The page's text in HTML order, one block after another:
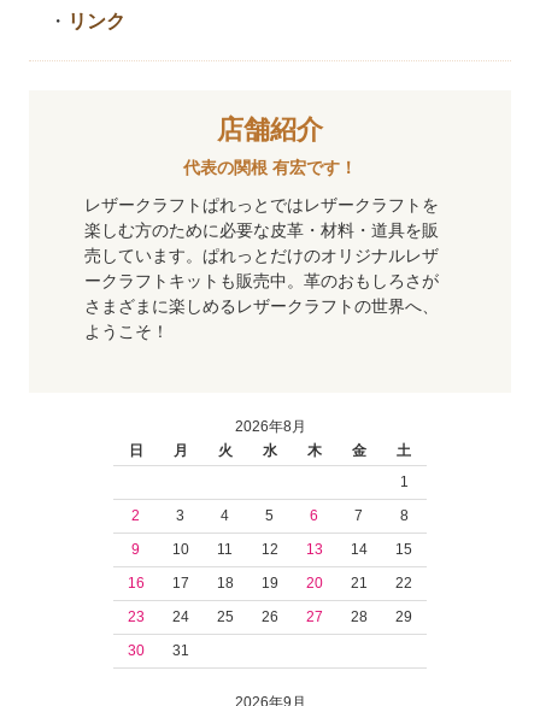
・ リンク
店舗紹介
代表の関根 有宏です！
レザークラフトぱれっとではレザークラフトを
楽しむ方のために必要な皮革・材料・道具を販
売しています。ぱれっとだけのオリジナルレザ
ークラフトキットも販売中。革のおもしろさが
さまざまに楽しめるレザークラフトの世界へ、
ようこそ！
2026年8月
日
月 火 水 木 金
土
1
2
3 4 5 6 7
8
9
10 11 12 13 14
15
16
17 18 19 20 21
22
23
24 25 26 27 28
29
30
31